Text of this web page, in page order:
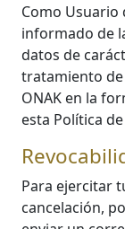
Como Usuario
informado de
datos de
tratamiento de
ONAK en la
esta Política
Para ejercitar
cancelación,